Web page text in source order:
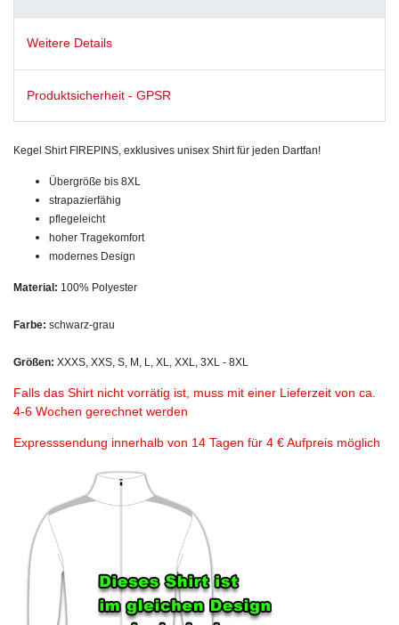
Weitere Details
Produktsicherheit - GPSR
Kegel Shirt FIREPINS, exklusives unisex Shirt für jeden Dartfan!
Übergröße bis 8XL
strapazierfähig
pflegeleicht
hoher Tragekomfort
modernes Design
Material: 100% Polyester
Farbe: schwarz-grau
Größen: XXXS, XXS, S, M, L, XL, XXL, 3XL - 8XL
Falls das Shirt nicht vorrätig ist, muss mit einer Lieferzeit von ca.
4-6 Wochen gerechnet werden
Expresssendung innerhalb von 14 Tagen für 4 € Aufpreis möglich